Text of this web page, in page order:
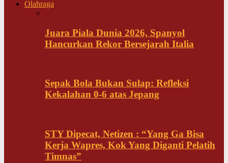
Olahraga
Juara Piala Dunia 2026, Spanyol
Hancurkan Rekor Bersejarah Italia
Sepak Bola Bukan Sulap: Refleksi
Kekalahan 0-6 atas Jepang
STY Dipecat, Netizen : “Yang Ga Bisa
Kerja Wapres, Kok Yang Diganti Pelatih
Timnas”